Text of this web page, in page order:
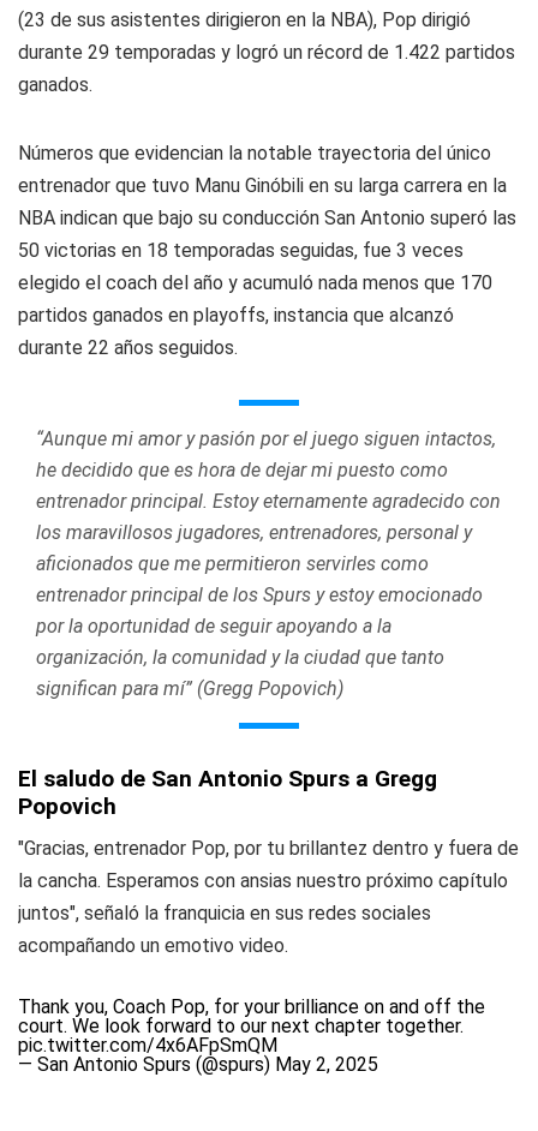
(23 de sus asistentes dirigieron en la NBA), Pop dirigió
durante 29 temporadas y logró un récord de 1.422 partidos
ganados.
Números que evidencian la notable trayectoria del único
entrenador que tuvo Manu Ginóbili en su larga carrera en la
NBA indican que bajo su conducción San Antonio superó las
50 victorias en 18 temporadas seguidas, fue 3 veces
elegido el coach del año y acumuló nada menos que 170
partidos ganados en playoffs, instancia que alcanzó
durante 22 años seguidos.
“Aunque mi amor y pasión por el juego siguen intactos,
he decidido que es hora de dejar mi puesto como
entrenador principal. Estoy eternamente agradecido con
los maravillosos jugadores, entrenadores, personal y
aficionados que me permitieron servirles como
entrenador principal de los Spurs y estoy emocionado
por la oportunidad de seguir apoyando a la
organización, la comunidad y la ciudad que tanto
significan para mí” (Gregg Popovich)
El saludo de San Antonio Spurs a Gregg
Popovich
"Gracias, entrenador Pop, por tu brillantez dentro y fuera de
la cancha. Esperamos con ansias nuestro próximo capítulo
juntos", señaló la franquicia en sus redes sociales
acompañando un emotivo video.
Thank you, Coach Pop, for your brilliance on and off the
court. We look forward to our next chapter together.
pic.twitter.com/4x6AFpSmQM
— San Antonio Spurs (@spurs) May 2, 2025